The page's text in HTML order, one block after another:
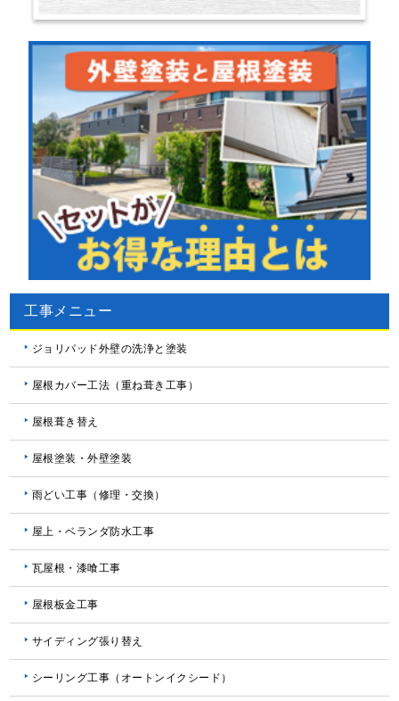
工事メニュー
ジョリパッド外壁の洗浄と塗装
屋根カバー工法（重ね葺き工事）
屋根葺き替え
屋根塗装・外壁塗装
雨どい工事（修理・交換）
屋上・ベランダ防水工事
瓦屋根・漆喰工事
屋根板金工事
サイディング張り替え
シーリング工事（オートンイクシード）